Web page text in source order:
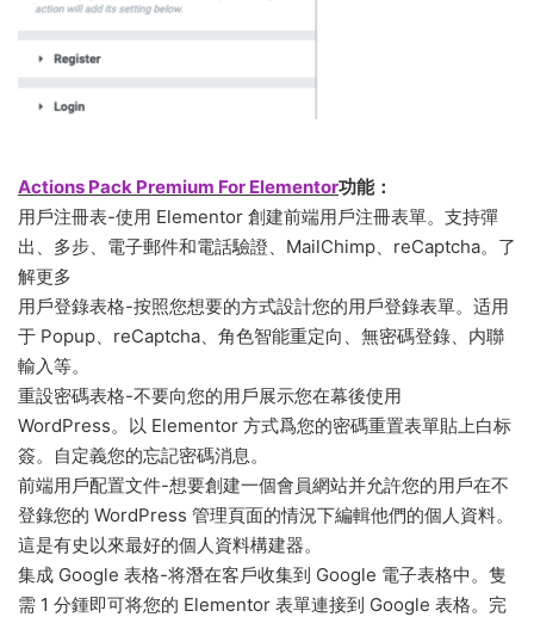
Actions Pack Premium For Elementor功能：
用戶注冊表-使用 Elementor 創建前端用戶注冊表單。支持彈
出、多步、電子郵件和電話驗證、MailChimp、reCaptcha。了
解更多
用戶登錄表格-按照您想要的方式設計您的用戶登錄表單。适用
于 Popup、reCaptcha、角色智能重定向、無密碼登錄、内聯
輸入等。
重設密碼表格-不要向您的用戶展示您在幕後使用
WordPress。以 Elementor 方式爲您的密碼重置表單貼上白标
簽。自定義您的忘記密碼消息。
前端用戶配置文件-想要創建一個會員網站并允許您的用戶在不
登錄您的 WordPress 管理頁面的情況下編輯他們的個人資料。
這是有史以來最好的個人資料構建器。
集成 Google 表格-将潛在客戶收集到 Google 電子表格中。隻
需 1 分鍾即可将您的 Elementor 表單連接到 Google 表格。完